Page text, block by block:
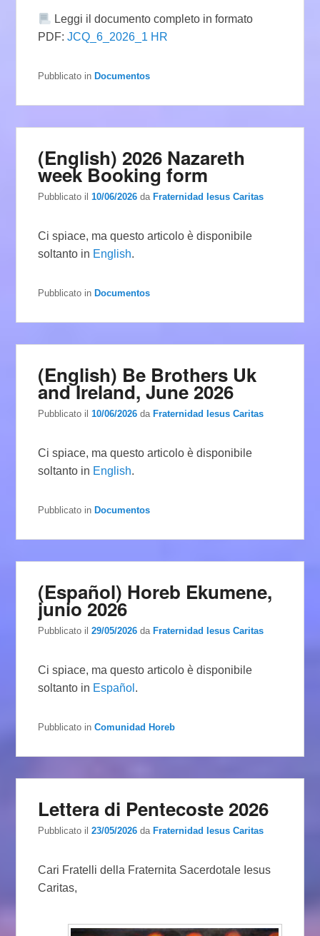
Leggi il documento completo in formato
PDF:JCQ_6_2026_1 HR
Pubblicato in Documentos
(English) 2026 Nazareth
week Booking form
Pubblicato il10/06/2026 da Fraternidad Iesus Caritas
Ci spiace, ma questo articolo è disponibile
soltanto in English.
Pubblicato in Documentos
(English) Be Brothers Uk
and Ireland, June 2026
Pubblicato il10/06/2026 da Fraternidad Iesus Caritas
Ci spiace, ma questo articolo è disponibile
soltanto in English.
Pubblicato in Documentos
(Español) Horeb Ekumene,
junio 2026
Pubblicato il29/05/2026 da Fraternidad Iesus Caritas
Ci spiace, ma questo articolo è disponibile
soltanto in Español .
Pubblicato in Comunidad Horeb
Lettera di Pentecoste 2026
Pubblicato il23/05/2026 daFraternidad Iesus Caritas
Cari Fratelli della Fraternita Sacerdotale Iesus
Caritas,